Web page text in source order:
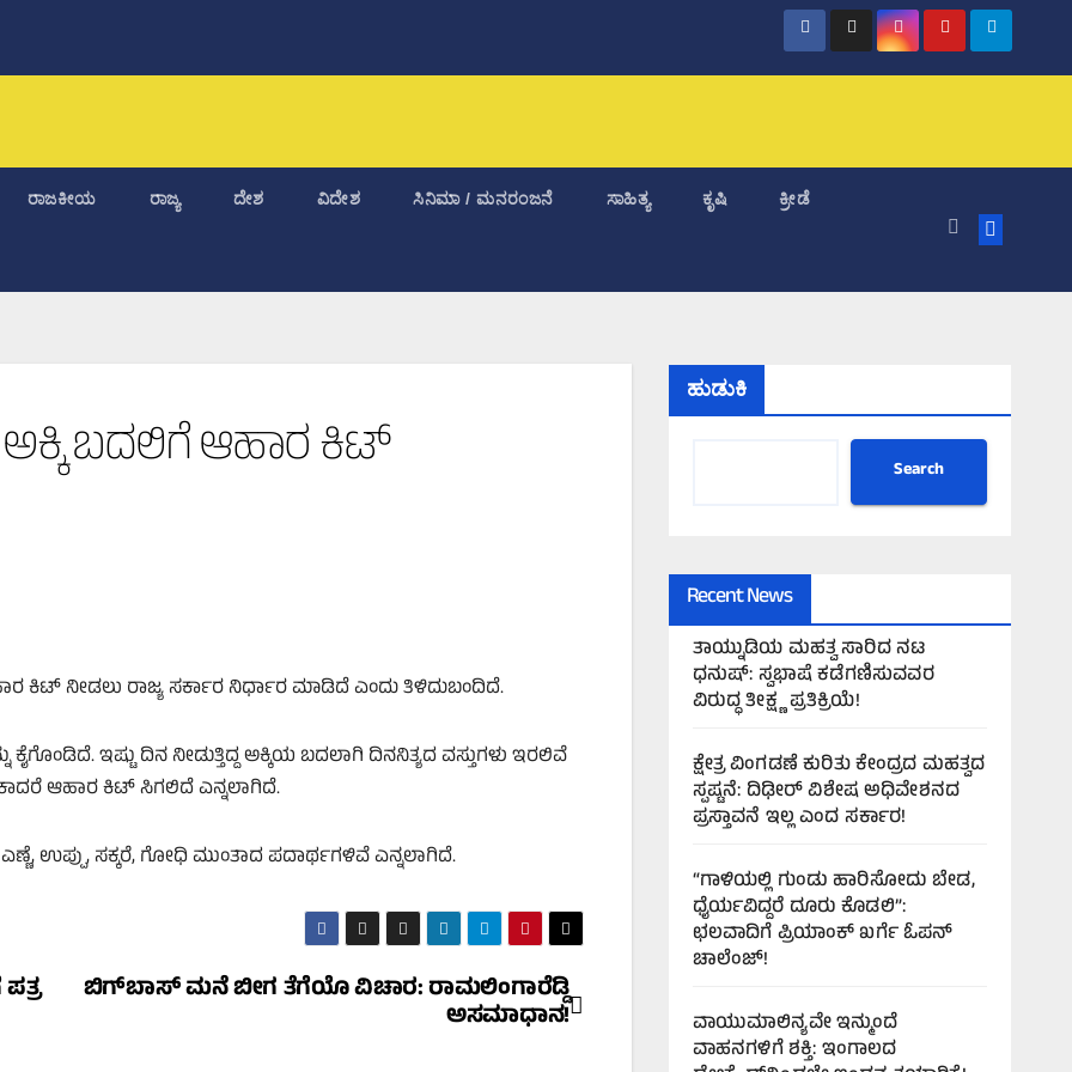
ರಾಜಕೀಯ ರಾಜ್ಯ ದೇಶ ವಿದೇಶ ಸಿನಿಮಾ / ಮನರಂಜನೆ ಸಾಹಿತ್ಯ ಕೃಷಿ ಕ್ರೀಡೆ
ಬದಲಿಗೆ ಆಹಾರ ಕಿಟ್‌
ಕಿಟ್‌ ನೀಡಲು ರಾಜ್ಯ ಸರ್ಕಾರ ನಿರ್ಧಾರ ಮಾಡಿದೆ ಎಂದು ತಿಳಿದುಬಂದಿದೆ.
ಇಷ್ಟು ದಿನ ನೀಡುತ್ತಿದ್ದ ಅಕ್ಕಿಯ ಬದಲಾಗಿ ದಿನನಿತ್ಯದ ವಸ್ತುಗಳು ಇರಲಿವೆ
ಆಹಾರ ಕಿಟ್‌ ಸಿಗಲಿದೆ ಎನ್ನಲಾಗಿದೆ.
ಉಪ್ಪು, ಸಕ್ಕರೆ, ಗೋಧಿ ಮುಂತಾದ ಪದಾರ್ಥಗಳಿವೆ ಎನ್ನಲಾಗಿದೆ.
ಬಿಗ್‌ಬಾಸ್‌ ಮನೆ ಬೀಗ ತೆಗೆಯೊ ವಿಚಾರ: ರಾಮಲಿಂಗಾರೆಡ್ಡಿ
ಅಸಮಾಧಾನ!
ಹುಡುಕಿ
Search
Recent News
ತಾಯ್ನುಡಿಯ ಮಹತ್ವ ಸಾರಿದ ನಟ
ಧನುಷ್: ಸ್ವಭಾಷೆ ಕಡೆಗಣಿಸುವವರ
ವಿರುದ್ಧ ತೀಕ್ಷ್ಣ ಪ್ರತಿಕ್ರಿಯೆ!
ಕ್ಷೇತ್ರ ವಿಂಗಡಣೆ ಕುರಿತು ಕೇಂದ್ರದ ಮಹತ್ವದ
ಸ್ಪಷ್ಟನೆ: ದಿಢೀರ್ ವಿಶೇಷ ಅಧಿವೇಶನದ
ಪ್ರಸ್ತಾವನೆ ಇಲ್ಲ ಎಂದ ಸರ್ಕಾರ!
“ಗಾಳಿಯಲ್ಲಿ ಗುಂಡು ಹಾರಿಸೋದು ಬೇಡ,
ಧೈರ್ಯವಿದ್ದರೆ ದೂರು ಕೊಡಲಿ”:
ಛಲವಾದಿಗೆ ಪ್ರಿಯಾಂಕ್ ಖರ್ಗೆ ಓಪನ್
ಚಾಲೆಂಜ್!
ವಾಯುಮಾಲಿನ್ಯವೇ ಇನ್ಮುಂದೆ
ವಾಹನಗಳಿಗೆ ಶಕ್ತಿ: ಇಂಗಾಲದ